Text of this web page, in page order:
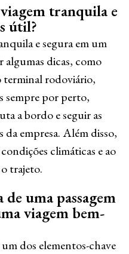
tranquila e
útil?
e segura em um
algumas dicas, como
terminal rodoviário,
sempre por perto,
a bordo e seguir as
empresa. Além disso,
climáticas e ao
trajeto.
uma passagem
viagem bem-
dos elementos-chave